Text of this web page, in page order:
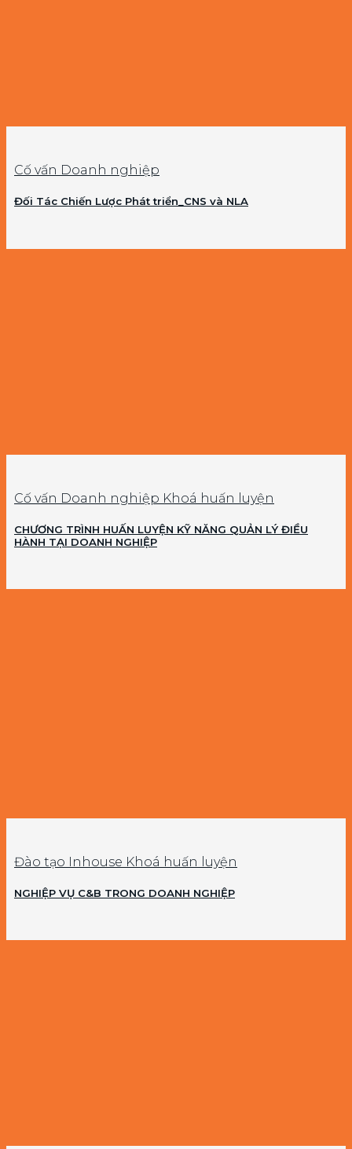
Cố vấn Doanh nghiệp
Đối Tác Chiến Lược Phát triển_CNS và NLA
Cố vấn Doanh nghiệp Khoá huấn luyện
CHƯƠNG TRÌNH HUẤN LUYỆN KỸ NĂNG QUẢN LÝ ĐIỀU
HÀNH TẠI DOANH NGHIỆP
Đào tạo Inhouse Khoá huấn luyện
NGHIỆP VỤ C&B TRONG DOANH NGHIỆP